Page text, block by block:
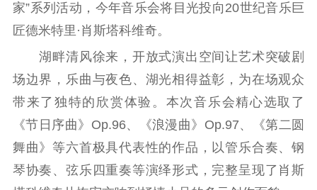
文化文艺
精品生产 文化惠民
文化传承
文化交流
体制改革
文化产业
紫金文化艺术节
品牌活动 紫艺舞台
精神文明
文明创建 文明实践
文明培育
家”系列活动，今年音乐会将目光投向20世纪音乐巨
匠德米特里·肖斯塔科维奇。
湖畔清风徐来，开放式演出空间让艺术突破剧
场边界，乐曲与夜色、湖光相得益彰，为在场观众
带来了独特的欣赏体验。本次音乐会精心选取了
《节日序曲》Op.96、《浪漫曲》Op.97、《第二圆
舞曲》等六首极具代表性的作品，以管乐合奏、钢
琴协奏、弦乐四重奏等演绎形式，完整呈现了肖斯